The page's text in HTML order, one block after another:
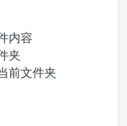
内容
夹
前文件夹